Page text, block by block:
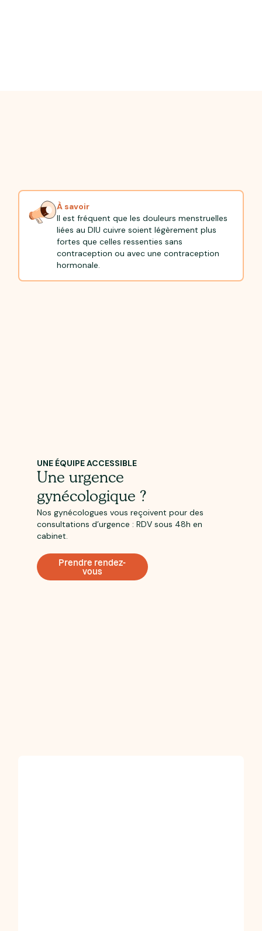
À savoir
Il est fréquent que les douleurs menstruelles
liées au DIU cuivre soient légèrement plus
fortes que celles ressenties sans
contraception ou avec une contraception
hormonale.
UNE ÉQUIPE ACCESSIBLE
Une urgence
gynécologique ?
Nos gynécologues vous reçoivent pour des
consultations d’urgence : RDV sous 48h en
cabinet.
Prendre rendez-
vous